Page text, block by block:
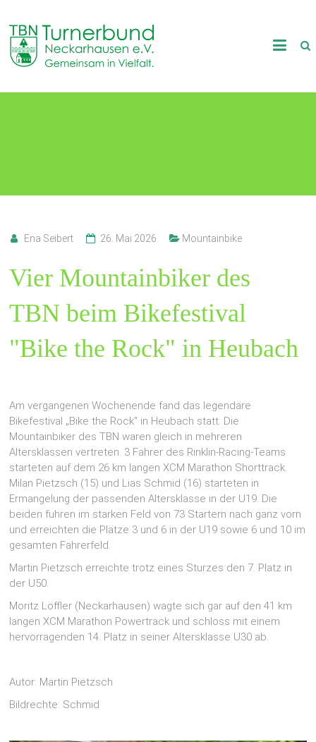
content
TB
Neckarhausen
Ena Seibert 26. Mai 2026 Mountainbike
Vier Mountainbiker des
TBN beim Bikefestival
"Bike the Rock" in Heubach
Am vergangenen Wochenende fand das legendäre
Bikefestival „Bike the Rock“ in Heubach statt. Die
Mountainbiker des TBN waren gleich in mehreren
Altersklassen vertreten. 3 Fahrer des Rinklin-Racing-Teams
starteten auf dem 26 km langen XCM Marathon Shorttrack.
Milan Pietzsch (15) und Lias Schmid (16) starteten in
Ermangelung der passenden Altersklasse in der U19. Die
beiden fuhren im starken Feld von 73 Startern nach ganz vorn
und erreichten die Plätze 3 und 6 in der U19 sowie 6 und 10 im
gesamten Fahrerfeld.
Martin Pietzsch erreichte trotz eines Sturzes den 7. Platz in
der U50.
Moritz Löffler (Neckarhausen) wagte sich gar auf den 41 km
langen XCM Marathon Powertrack und schloss mit einem
hervorragenden 14. Platz in seiner Altersklasse U30 ab.
Autor: Martin Pietzsch
Bildrechte: Schmid